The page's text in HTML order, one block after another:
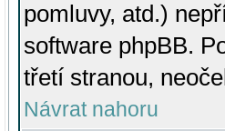
pomluvy, atd.)
software phpBB.
třetí stranou,
Návrat nahoru